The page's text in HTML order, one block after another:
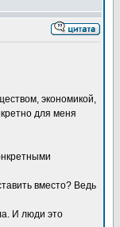
экономикой,
для меня
вместо? Ведь
И люди это